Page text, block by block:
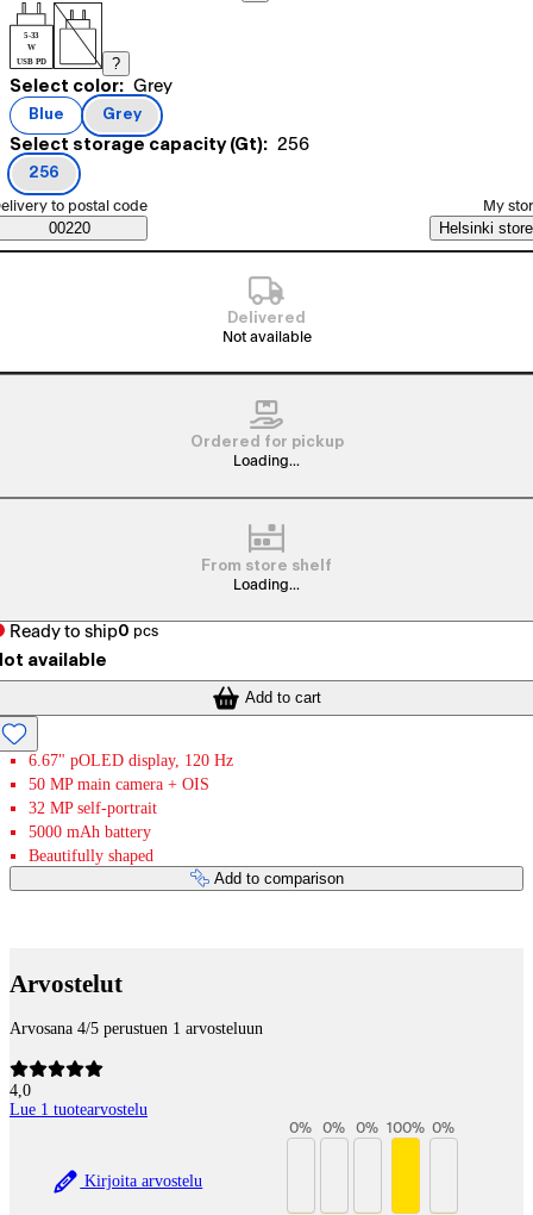
5-33
W
USB PD
?
Product variants
Select color: Current selection Grey
Grey
Blue
(color )
Grey
(color
Select storage capacity (Gt): Current selection 256
256
256
(storage capacity (Gt)
Saatavuustiedot
order method
to postal code
00220
My
Helsinki store
Delivered
Not available
Ordered for pickup
Loading...
From store shelf
Loading...
Ready to ship0 pcs
available
Add to cart
6.67" pOLED display, 120 Hz
50 MP main camera + OIS
32 MP self-portrait
5000 mAh battery
Beautifully shaped
Add to comparison
Arvostelut
Arvosana 4/5 perustuen 1 arvosteluun
4,0
Lue 1 tuotearvostelu
Kirjoita arvostelu
0% 0% 0% 100% 0%